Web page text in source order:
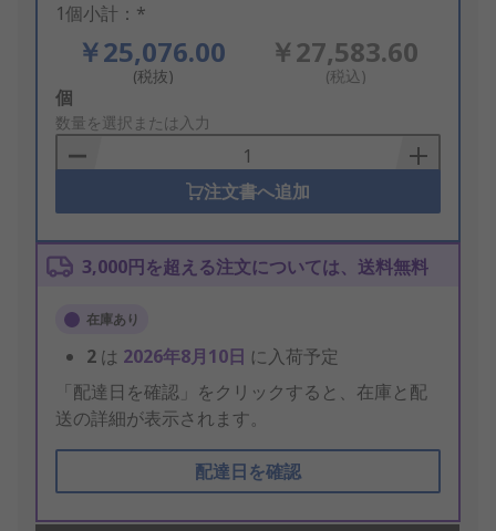
1個小計：*
￥25,076.00
(税抜)
￥27,583.60
(税込)
Add
to
Basket
個
数量を選択または入力
注文書へ追加
3,000円を超える注文については、送料無料
在庫あり
2 は 2026年8月10日 に入荷予定
「配達日を確認」をクリックすると、在庫と配
送の詳細が表示されます。
配達日を確認